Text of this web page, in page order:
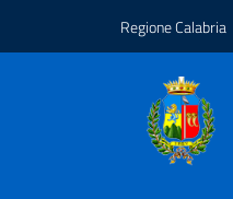
Regione Calabria